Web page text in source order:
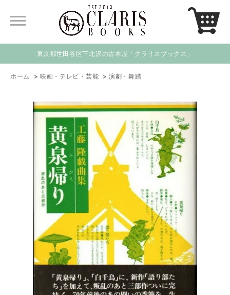
東京都世田谷区下北沢の古本屋「クラリスブックス」
ホーム > 映画・テレビ・芸能 >演劇・舞踏